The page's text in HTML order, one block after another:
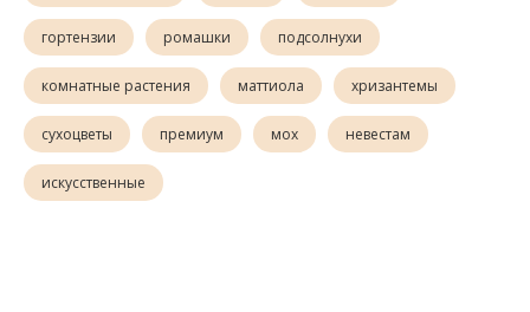
гортензии ромашки подсолнухи
комнатные растения маттиола хризантемы
сухоцветы премиум мох невестам
искусственные